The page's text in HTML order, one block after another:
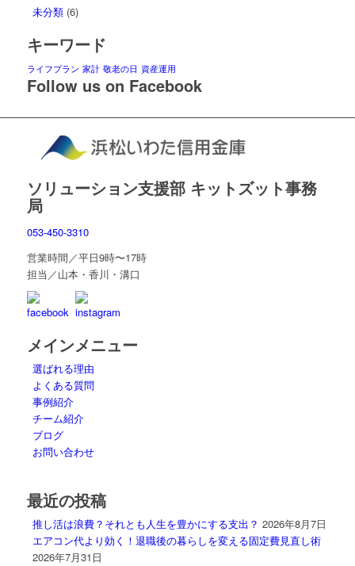
未分類(6)
キーワード
ライフプラン 家計 敬老の日 資産運用
Follow us on Facebook
ソリューション支援部 キットズット事務
局
053-450-3310
営業時間／平日9時〜17時
担当／山本・香川・溝口
メインメニュー
選ばれる理由
よくある質問
事例紹介
チーム紹介
ブログ
お問い合わせ
最近の投稿
推し活は浪費？それとも人生を豊かにする支出？ 2026年8月7日
エアコン代より効く！退職後の暮らしを変える固定費見直し術
2026年7月31日